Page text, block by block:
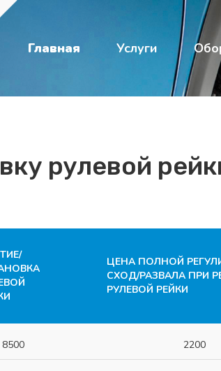
Главная Услуги
рулевой
ЦЕНА ПОЛНОЙ
СХОД/РАЗВАЛА ПРИ
РУЛЕВОЙ РЕЙКИ
8500 2200